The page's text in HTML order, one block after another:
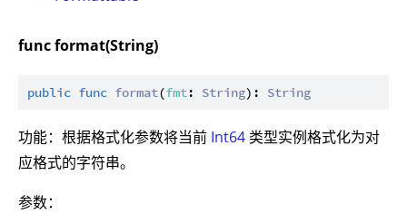
func format(String)
public func format(fmt: String): String
功能：根据格式化参数将当前 Int64 类型实例格式化为对
应格式的字符串。
参数：